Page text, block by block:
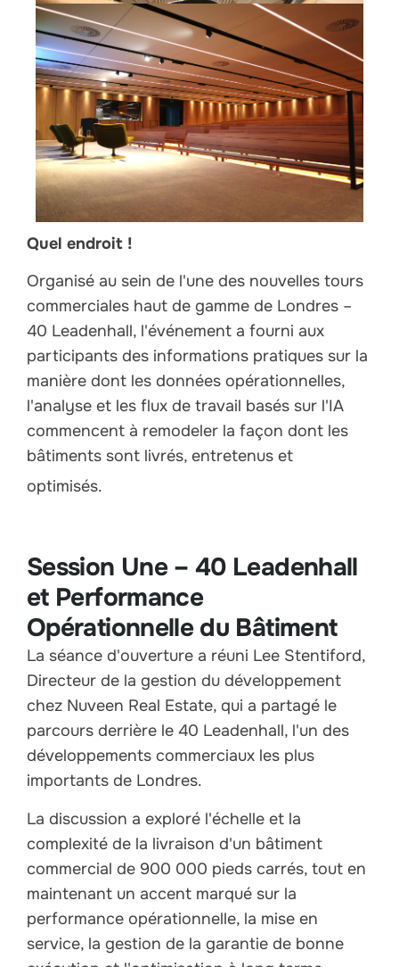
Quel endroit !
Organisé au sein de l'une des nouvelles tours
commerciales haut de gamme de Londres –
40 Leadenhall, l'événement a fourni aux
participants des informations pratiques sur la
manière dont les données opérationnelles,
l'analyse et les flux de travail basés sur l'IA
commencent à remodeler la façon dont les
bâtiments sont livrés, entretenus et
optimisés.
Session Une – 40 Leadenhall
et Performance
Opérationnelle du Bâtiment
La séance d'ouverture a réuni Lee Stentiford,
Directeur de la gestion du développement
chez Nuveen Real Estate, qui a partagé le
parcours derrière le 40 Leadenhall, l'un des
développements commerciaux les plus
importants de Londres.
La discussion a exploré l'échelle et la
complexité de la livraison d'un bâtiment
commercial de 900 000 pieds carrés, tout en
maintenant un accent marqué sur la
performance opérationnelle, la mise en
service, la gestion de la garantie de bonne